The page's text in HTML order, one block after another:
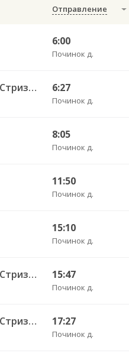
Отправление
6:00
Починок д.
Федотово — Вологда АВ ч/з Стризнево 416 6:27
Починок д.
8:05
Починок д.
11:50
Починок д.
15:10
Починок д.
Федотово — Вологда АВ ч/з Стризнево 416 15:47
Починок д.
Федотово — Вологда АВ ч/з Стризнево 416 17:27
Починок д.